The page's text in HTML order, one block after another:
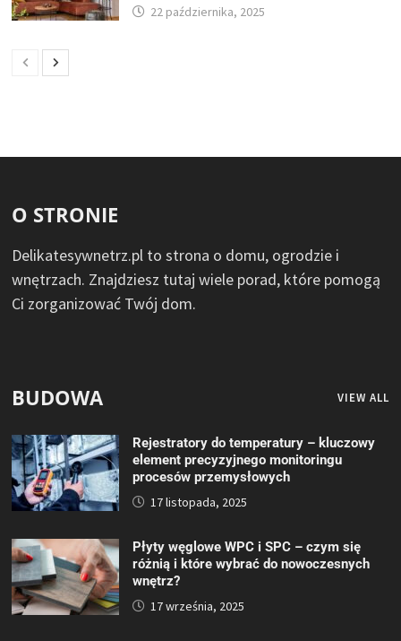
22 października, 2025
O STRONIE
Delikatesywnetrz.pl to strona o domu, ogrodzie i
wnętrzach. Znajdziesz tutaj wiele porad, które pomogą
Ci zorganizować Twój dom.
BUDOWA VIEW ALL
Rejestratory do temperatury – kluczowy
element precyzyjnego monitoringu
procesów przemysłowych
17 listopada, 2025
Płyty węglowe WPC i SPC – czym się
różnią i które wybrać do nowoczesnych
wnętrz?
17 września, 2025